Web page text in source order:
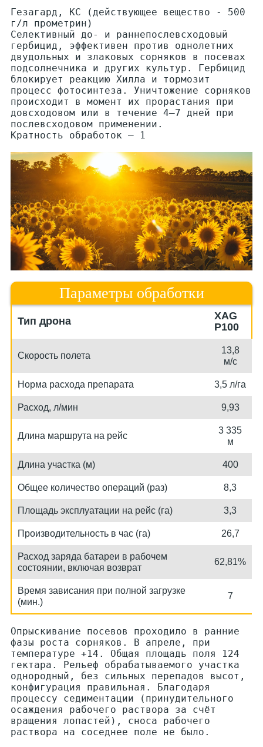
Гезагард, КС (действующее вещество - 500
г/л прометрин)
Cелективный до- и раннепослевсходовый
гербицид, эффективен против однолетних
двудольных и злаковых сорняков в посевах
подсолнечника и других культур. Гербицид
блокирует реакцию Хилла и тормозит
процесс фотосинтеза. Уничтожение сорняков
происходит в момент их прорастания при
довсходовом или в течение 4–7 дней при
послевсходовом применении.
Кратность обработок — 1
Параметры обработки
Тип дрона
XAG
P100
Скорость полета
13,8
м/c
Норма расхода препарата 3,5 л/га
Расход, л/мин 9,93
Длина маршрута на рейс
3 335
м
Длина участка (м) 400
Общее количество операций (раз) 8,3
Площадь эксплуатации на рейс (га) 3,3
Производительность в час (га) 26,7
Расход заряда батареи в рабочем
состоянии, включая возврат
62,81%
Время зависания при полной загрузке
(мин.)
7
Опрыскивание посевов проходило в ранние
фазы роста сорняков. В апреле, при
температуре +14. Общая площадь поля 124
гектара. Рельеф обрабатываемого участка
однородный, без сильных перепадов высот,
конфигурация правильная. Благодаря
процессу седиментации (принудительного
осаждения рабочего раствора за счёт
вращения лопастей), сноса рабочего
раствора на соседнее поле не было.